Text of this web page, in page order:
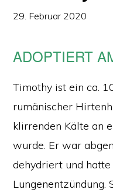
29. Februar 2020
ADOPTIERT
Timothy ist ein ca.
rumänischer
klirrenden Kälte an
wurde. Er war
dehydriert und
Lungenentzündung.